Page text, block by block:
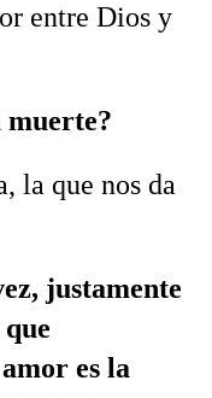
entre Dios y
la que nos da
justamente
es la